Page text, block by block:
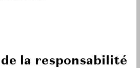
la responsabilité